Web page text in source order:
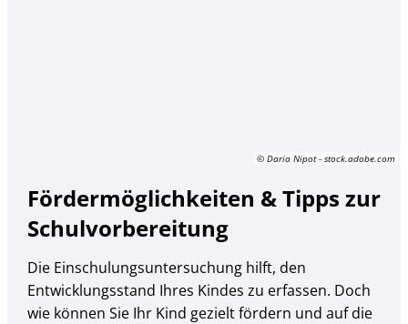
© Daria Nipot - stock.adobe.com
Fördermöglichkeiten & Tipps zur
Schulvorbereitung
Die Einschulungsuntersuchung hilft, den
Entwicklungsstand Ihres Kindes zu erfassen. Doch
wie können Sie Ihr Kind gezielt fördern und auf die